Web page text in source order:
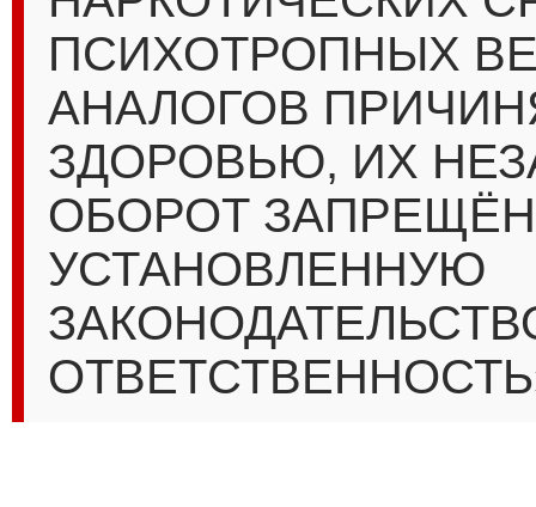
ПСИХОТРОПНЫХ
АНАЛОГОВ
ЗДОРОВЬЮ, ИХ
ОБОРОТ
УСТАНОВЛЕННУЮ